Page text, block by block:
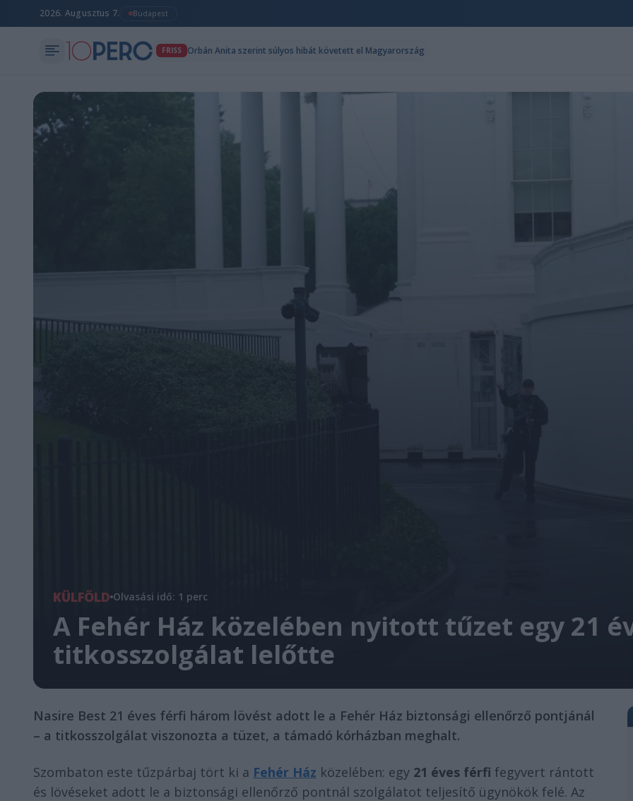
2026. Augusztus 7. Budapest
FRISS Orbán Anita szerint súlyos hibát követett el Magyarország
KÜLFÖLD Olvasási idő: 1 perc
A Fehér Ház közelében nyitott tűzet egy 21
titkosszolgálat lelőtte
Nasire Best 21 éves férfi három lövést adott le a Fehér Ház biztonsági ellenőrző pontjánál
– a titkosszolgálat viszonozta a tüzet, a támadó kórházban meghalt.
Szombaton este tűzpárbaj tört ki a Fehér Ház közelében: egy 21 éves férfi fegyvert rántott
és lövéseket adott le a biztonsági ellenőrző pontnál szolgálatot teljesítő ügynökök felé. Az